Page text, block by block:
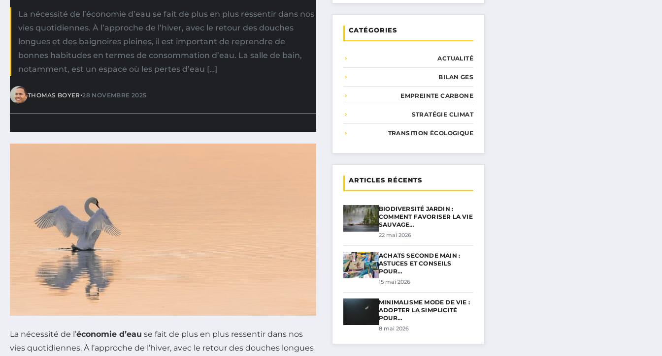
La nécessité de l’économie d’eau se fait de plus en plus ressentir dans nos
vies quotidiennes. À l’approche de l’hiver, avec le retour des douches
longues et des baignoires pleines, il est important de reprendre de
bonnes habitudes en termes de consommation d’eau. La salle de bain,
notamment, est un espace où les pertes d’eau […]
THOMAS BOYER•28 NOVEMBRE 2025
La nécessité de l’économie d’eau se fait de plus en plus ressentir dans nos
vies quotidiennes. À l’approche de l’hiver, avec le retour des douches longues
CATÉGORIES
ACTUALITÉ
BILAN GES
EMPREINTE CARBONE
STRATÉGIE CLIMAT
TRANSITION ÉCOLOGIQUE
ARTICLES RÉCENTS
BIODIVERSITÉ JARDIN :
COMMENT FAVORISER LA VIE
SAUVAGE…
22 mai 2026
ACHATS SECONDE MAIN :
ASTUCES ET CONSEILS
POUR…
15 mai 2026
MINIMALISME MODE DE VIE :
ADOPTER LA SIMPLICITÉ
POUR…
8 mai 2026